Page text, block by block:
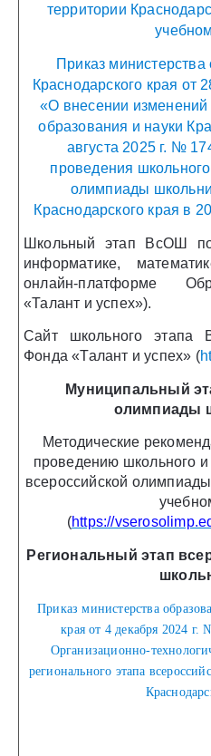
территории
Приказ
Краснодарского края от
«О внесении изменений
образования и науки
августа 2025 г. №
проведения
олимпиады
Краснодарского края в
Школьный этап ВсОШ по
информатике,
онлайн-платформе
«Талант и успех»).
Сайт школьного этапа
Фонда «Талант и успех» (
Муниципальный
олимпиады
Методические
проведению школьного
всероссийской
(https://
Региональный этап
Приказ министерства
края от 4 декабря 2024
Организационно-
регионального этапа